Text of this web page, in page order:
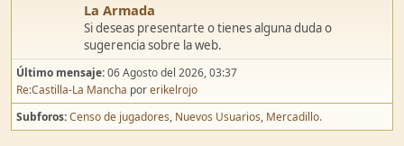
La Armada
Si deseas presentarte o tienes alguna duda o
sugerencia sobre la web.
Último mensaje:06 Agosto del 2026, 03:37
Re:Castilla-La Mancha porerikelrojo
Subforos Censo de jugadores Nuevos Usuarios Mercadillo.